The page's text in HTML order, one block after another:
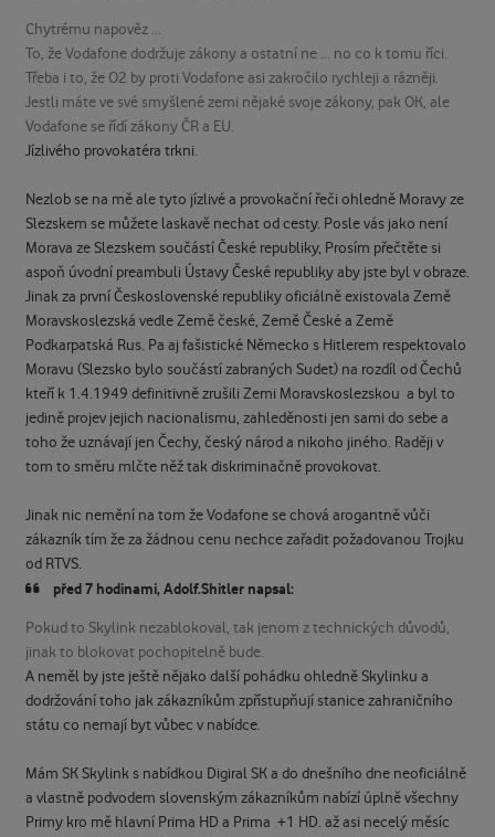
Chytrému napověz ...
To, že Vodafone dodržuje zákony a ostatní ne ... no co k tomu říci.
Třeba i to, že O2 by proti Vodafone asi zakročilo rychleji a rázněji.
Jestli máte ve své smyšlené zemi nějaké svoje zákony, pak OK, ale
Vodafone se řídí zákony ČR a EU.
Jízlivého provokatéra trkni.
Nezlob se na mě ale tyto jízlivé a provokační řeči ohledně Moravy ze
Slezskem se můžete laskavě nechat od cesty. Posle vás jako není
Morava ze Slezskem součástí České republiky, Prosím přečtěte si
aspoň úvodní preambuli Ústavy České republiky aby jste byl v obraze.
Jinak za první Československé republiky oficiálně existovala Země
Moravskoslezská vedle Země české, Země České a Země
Podkarpatská Rus. Pa aj fašistické Německo s Hitlerem respektovalo
Moravu (Slezsko bylo součástí zabraných Sudet) na rozdíl od Čechů
kteří k 1.4.1949 definitivně zrušili Zemi Moravskoslezskou a byl to
jedině projev jejich nacionalismu, zahleděnosti jen sami do sebe a
toho že uznávají jen Čechy, český národ a nikoho jiného. Raději v
tom to směru mlčte něž tak diskriminačně provokovat.
Jinak nic nemění na tom že Vodafone se chová arogantně vůči
zákazník tím že za žádnou cenu nechce zařadit požadovanou Trojku
od RTVS.
před 7 hodinami, Adolf.Shitler napsal:
Pokud to Skylink nezablokoval, tak jenom z technických důvodů,
jinak to blokovat pochopitelně bude.
A neměl by jste ještě nějako další pohádku ohledně Skylinku a
dodržování toho jak zákazníkům zpřístupňují stanice zahraničního
státu co nemají byt vůbec v nabídce.
Mám SK Skylink s nabídkou Digiral SK a do dnešního dne neoficiálně
a vlastně podvodem slovenským zákazníkům nabízí úplně všechny
Primy kro mě hlavní Prima HD a Prima +1 HD. až asi necelý měsíc